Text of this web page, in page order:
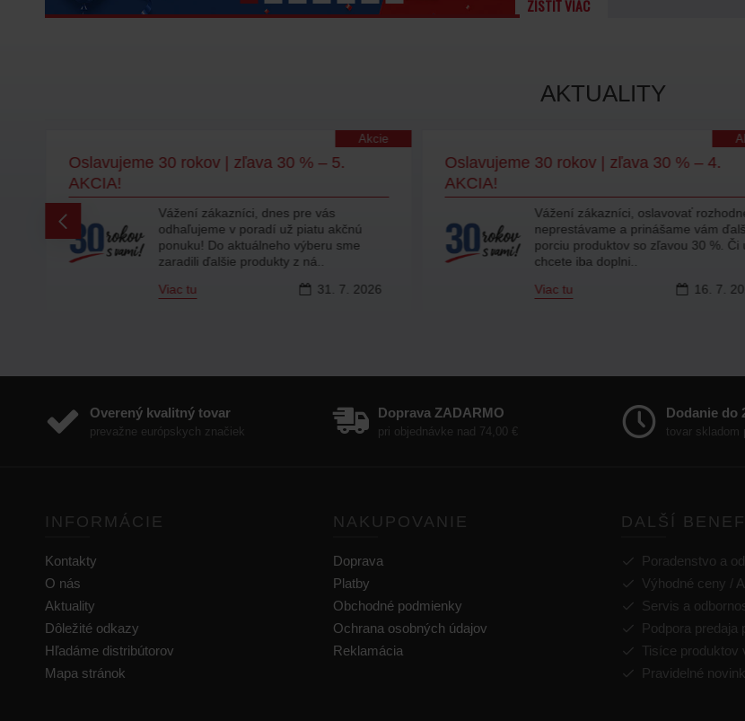
AKTUALITY
Oslavujeme 30 rokov | zľava 30 % – 5.
AKCIA!
Akcie
31. 7. 2026
Vážení zákazníci, dnes pre vás
odhaľujeme v poradí už piatu akčnú
ponuku! Do aktuálneho výberu sme
zaradili ďalšie produkty z ná..
Viac tu
Oslavujeme 30 rokov | zľava 30 % – 4.
AKCIA!
16. 7.
Vážení zákazníci, oslavovať
neprestávame a prinášame vám
porciu produktov so zľavou 30 %. Či
chcete iba doplni..
Viac tu
Overený kvalitný tovar
prevažne európskych značiek
Doprava ZADARMO
pri objednávke nad 74,00 €
Dodanie do
tovar skladom
INFORMÁCIE
Kontakty
O nás
Aktuality
Dôležité odkazy
Hľadáme distribútorov
Mapa stránok
NAKUPOVANIE
Doprava
Platby
Obchodné podmienky
Ochrana osobných údajov
Reklamácia
DALŠÍ
Poradenstvo a
Výhodné ceny /
Servis a
Podpora predaja
Tisíce produktov
Pravidelné